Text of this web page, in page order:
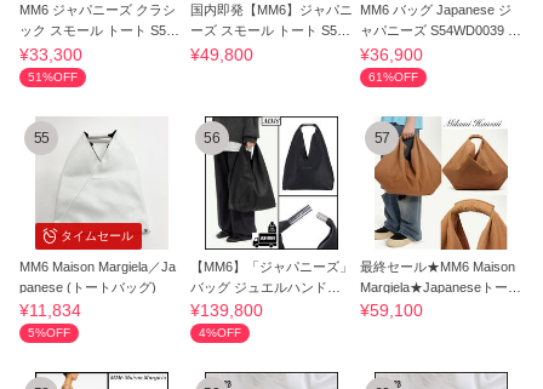
MM6 ジャパニーズ クラシ
ック スモール トート S54
WD0043 P6414
¥33,300
51%OFF
国内即発【MM6】ジャパニ
ーズ スモール トート S54
WD0043 BLUE
¥49,800
MM6 バッグ Japanese ジ
ャパニーズ S54WD0039 P
7260
¥36,900
61%OFF
タイムセール
55
MM6 Maison Margiela／Ja
panese (トートバッグ)
¥11,834
5%OFF
56
【MM6】「ジャパニーズ」
バッグ ジュエルハンドル
クラシック
¥139,800
4%OFF
57
最終セール★MM6 Maison
Margiela★Japaneseトート
スモール
¥59,100